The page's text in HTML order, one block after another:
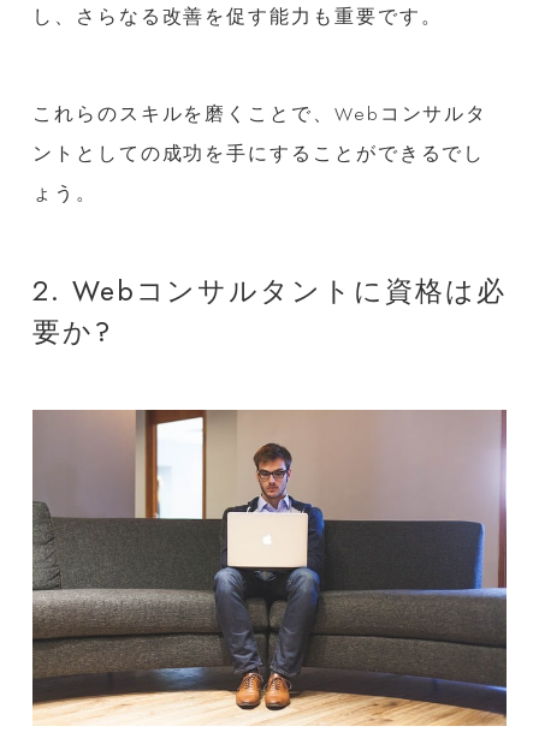
し、さらなる改善を促す能力も重要です。
これらのスキルを磨くことで、Webコンサルタ
ントとしての成功を手にすることができるでし
ょう。
2. Webコンサルタントに資格は必
要か?